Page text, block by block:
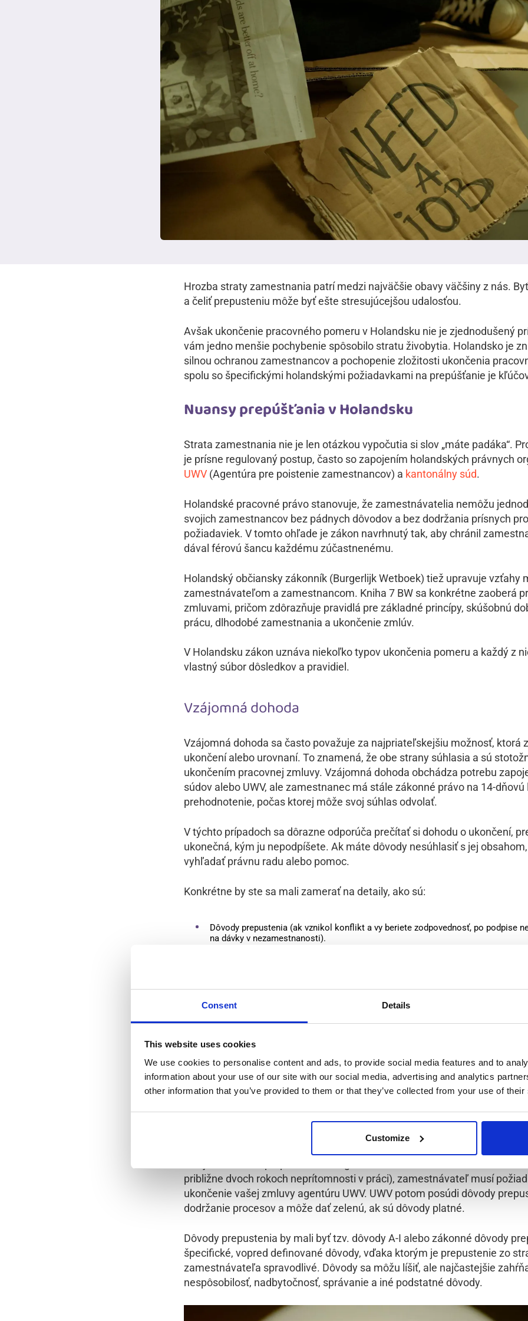
Consent Details
This website uses cookies
We use cookies to personalise content and ads, to provide social media features and to
information about your use of our site with our social media, advertising and analytics
other information that you’ve provided to them or that they’ve collected from your use of
Customize
Hrozba straty zamestnania patrí medzi najväčšie obavy väčšiny z nás.
a čeliť prepusteniu môže byť ešte stresujúcejšou udalosťou.
Avšak ukončenie pracovného pomeru v Holandsku nie je zjednodušený
vám jedno menšie pochybenie spôsobilo stratu živobytia. Holandsko je
silnou ochranou zamestnancov a pochopenie zložitosti ukončenia
spolu so špecifickými holandskými požiadavkami na prepúšťanie je
Nuansy prepúšťania v Holandsku
Strata zamestnania nie je len otázkou vypočutia si slov „máte padáka“.
je prísne regulovaný postup, často so zapojením holandských právnych
UWV (Agentúra pre poistenie zamestnancov) a kantonálny súd.
Holandské pracovné právo stanovuje, že zamestnávatelia nemôžu
svojich zamestnancov bez pádnych dôvodov a bez dodržania prísnych
požiadaviek. V tomto ohľade je zákon navrhnutý tak, aby chránil
dával férovú šancu každému zúčastnenému.
Holandský občiansky zákonník (Burgerlijk Wetboek) tiež upravuje vzťahy
zamestnávateľom a zamestnancom. Kniha 7 BW sa konkrétne zaoberá
zmluvami, pričom zdôrazňuje pravidlá pre základné princípy, skúšobnú
prácu, dlhodobé zamestnania a ukončenie zmlúv.
V Holandsku zákon uznáva niekoľko typov ukončenia pomeru a každý z
vlastný súbor dôsledkov a pravidiel.
Vzájomná dohoda
Vzájomná dohoda sa často považuje za najpriateľskejšiu možnosť, ktorá
ukončení alebo urovnaní. To znamená, že obe strany súhlasia a sú
ukončením pracovnej zmluvy. Vzájomná dohoda obchádza potrebu
súdov alebo UWV, ale zamestnanec má stále zákonné právo na 14-dňovú
prehodnotenie, počas ktorej môže svoj súhlas odvolať.
V týchto prípadoch sa dôrazne odporúča prečítať si dohodu o ukončení,
ukonečná, kým ju nepodpíšete. Ak máte dôvody nesúhlasiť s jej
vyhľadať právnu radu alebo pomoc.
Konkrétne by ste sa mali zamerať na detaily, ako sú:
Dôvody prepustenia (ak vznikol konflikt a vy beriete zodpovednosť, po podpise
na dávky v nezamestnanosti).
Concurrentiebeding (doložka o zákaze konkurencie), ktorá vás môže obmedziť v
služieb konkurenčným spoločnostiam na určitý čas.
Odstupné alebo iné kompenzácie.
Ak nesúhlasíte s podmienkami prepustenia, váš zamestnávateľ musí
kantonálny súd o povolenie na ukončenie pracovného vzťahu.
Prepustenie cez UWV
približne dvoch rokoch neprítomnosti v práci), zamestnávateľ musí
ukončenie vašej zmluvy agentúru UWV. UWV potom posúdi dôvody
dodržanie procesov a môže dať zelenú, ak sú dôvody platné.
Dôvody prepustenia by mali byť tzv. dôvody A-I alebo zákonné dôvody
špecifické, vopred definované dôvody, vďaka ktorým je prepustenie zo
zamestnávateľa spravodlivé. Dôvody sa môžu líšiť, ale najčastejšie
nespôsobilosť, nadbytočnosť, správanie a iné podstatné dôvody.